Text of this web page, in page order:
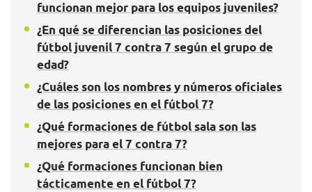
funcionan mejor para los equipos juveniles?
¿En qué se diferencian las posiciones del
fútbol juvenil 7 contra 7 según el grupo de
edad?
¿Cuáles son los nombres y números oficiales
de las posiciones en el fútbol 7?
¿Qué formaciones de fútbol sala son las
mejores para el 7 contra 7?
¿Qué formaciones funcionan bien
tácticamente en el fútbol 7?